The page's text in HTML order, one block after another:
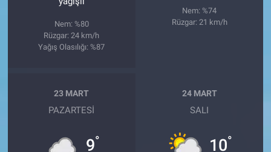
Nem: %80
Rüzgar: 24 km/h
Yağış Olasılığı: %87
Nem: %74
Rüzgar: 21 km/h
23 MART
PAZARTESI
9°
24 MART
SALI
10°